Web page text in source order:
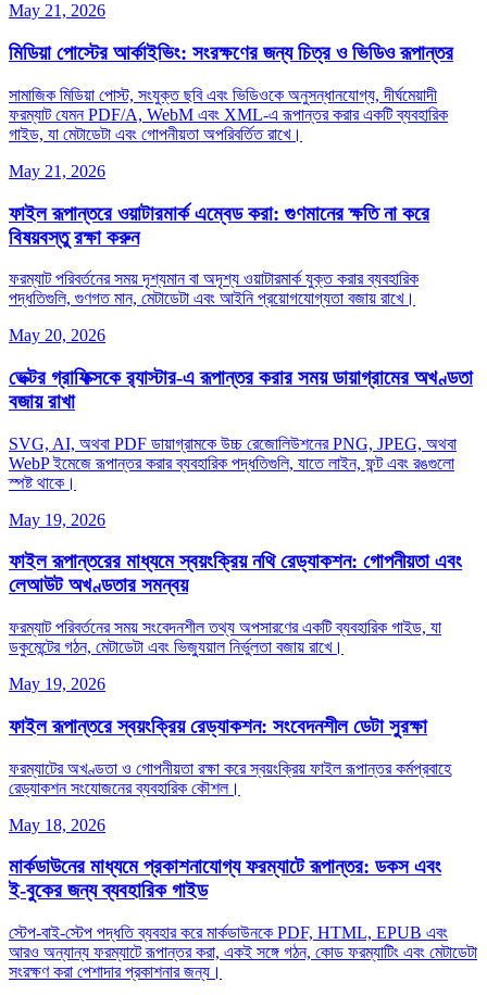
May 21, 2026
মিডিয়া পোস্টের আর্কাইভিং: সংরক্ষণের জন্য চিত্র ও ভিডিও রূপান্তর
সামাজিক মিডিয়া পোস্ট, সংযুক্ত ছবি এবং ভিডিওকে অনুসন্ধানযোগ্য, দীর্ঘমেয়াদী
ফরম্যাট যেমন PDF/A, WebM এবং XML-এ রূপান্তর করার একটি ব্যবহারিক
গাইড, যা মেটাডেটা এবং গোপনীয়তা অপরিবর্তিত রাখে।
May 21, 2026
ফাইল রূপান্তরে ওয়াটারমার্ক এম্বেড করা: গুণমানের ক্ষতি না করে
বিষয়বস্তু রক্ষা করুন
ফরম্যাট পরিবর্তনের সময় দৃশ্যমান বা অদৃশ্য ওয়াটারমার্ক যুক্ত করার ব্যবহারিক
পদ্ধতিগুলি, গুণগত মান, মেটাডেটা এবং আইনি প্রয়োগযোগ্যতা বজায় রাখে।
May 20, 2026
ভেক্টর গ্রাফিক্সকে র‍্যাস্টার‑এ রূপান্তর করার সময় ডায়াগ্রামের অখণ্ডতা
বজায় রাখা
SVG, AI, অথবা PDF ডায়াগ্রামকে উচ্চ রেজোলিউশনের PNG, JPEG, অথবা
WebP ইমেজে রূপান্তর করার ব্যবহারিক পদ্ধতিগুলি, যাতে লাইন, ফন্ট এবং রঙগুলো
স্পষ্ট থাকে।
May 19, 2026
ফাইল রূপান্তরের মাধ্যমে স্বয়ংক্রিয় নথি রেড্যাকশন: গোপনীয়তা এবং
লেআউট অখণ্ডতার সমন্বয়
ফরম্যাট পরিবর্তনের সময় সংবেদনশীল তথ্য অপসারণের একটি ব্যবহারিক গাইড, যা
ডকুমেন্টের গঠন, মেটাডেটা এবং ভিজ্যুয়াল নির্ভুলতা বজায় রাখে।
May 19, 2026
ফাইল রূপান্তরে স্বয়ংক্রিয় রেড্যাকশন: সংবেদনশীল ডেটা সুরক্ষা
ফরম্যাটের অখণ্ডতা ও গোপনীয়তা রক্ষা করে স্বয়ংক্রিয় ফাইল রূপান্তর কর্মপ্রবাহে
রেড্যাকশন সংযোজনের ব্যবহারিক কৌশল।
May 18, 2026
মার্কডাউনের মাধ্যমে প্রকাশনাযোগ্য ফরম্যাটে রূপান্তর: ডকস এবং
ই‑বুকের জন্য ব্যবহারিক গাইড
স্টেপ‑বাই‑স্টেপ পদ্ধতি ব্যবহার করে মার্কডাউনকে PDF, HTML, EPUB এবং
আরও অন্যান্য ফরম্যাটে রূপান্তর করা, একই সঙ্গে গঠন, কোড ফরম্যাটিং এবং মেটাডেটা
সংরক্ষণ করা পেশাদার প্রকাশনার জন্য।